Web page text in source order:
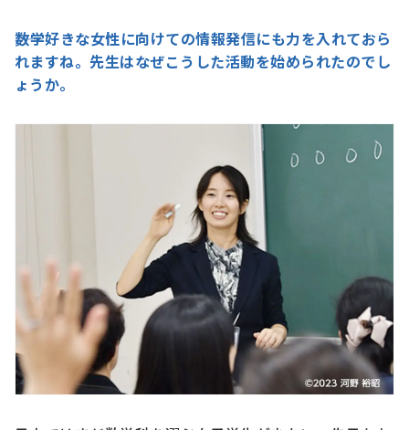
数学好きな女性に向けての情報発信にも力を入れておら
れますね。先生はなぜこうした活動を始められたのでし
ょうか。